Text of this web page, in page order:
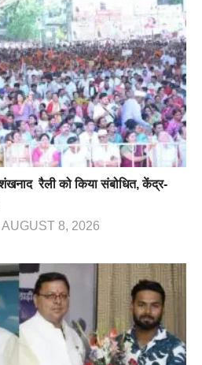
रैली को किया संबोधित, केंद्र-
AUGUST 8, 2026